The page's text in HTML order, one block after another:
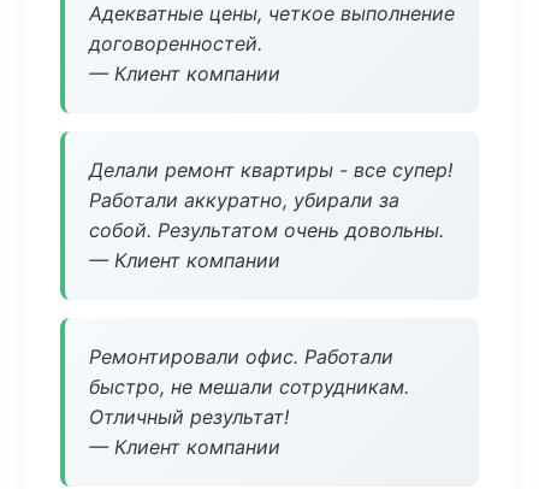
Адекватные цены, четкое выполнение
договоренностей.
— Клиент компании
Делали ремонт квартиры - все супер!
Работали аккуратно, убирали за
собой. Результатом очень довольны.
— Клиент компании
Ремонтировали офис. Работали
быстро, не мешали сотрудникам.
Отличный результат!
— Клиент компании